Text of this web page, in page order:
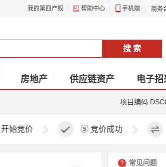
我的第四产权 帮助中心 手机端 商务
搜 索
房地产 供应链资产
电子招
项目编码
开始竞价 ⑤ 竞价成功
常见问题